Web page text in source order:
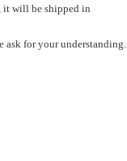
it will be shipped in
ask for your understanding.